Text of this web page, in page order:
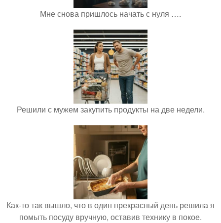
Мне снова пришлось начать с нуля ….
Решили с мужем закупить продукты на две недели.
Как-то так вышло, что в один прекрасный день решила я
помыть посуду вручную, оставив технику в покое.